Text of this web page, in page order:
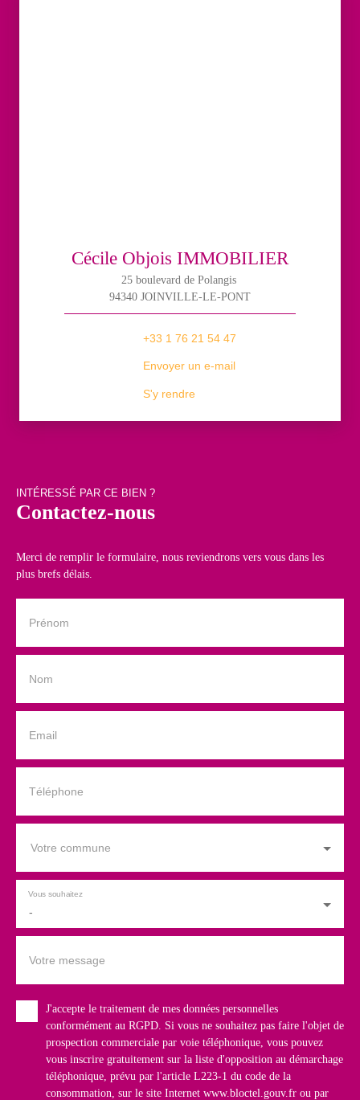
Cécile Objois IMMOBILIER
25 boulevard de Polangis
94340 JOINVILLE-LE-PONT
+33 1 76 21 54 47
Envoyer un e-mail
S'y rendre
INTÉRESSÉ PAR CE BIEN ?
Contactez-nous
Merci de remplir le formulaire, nous reviendrons vers vous dans les
plus brefs délais.
Prénom
Nom
Email
Téléphone
Votre commune
-
Vous souhaitez
Votre message
J'accepte le traitement de mes données personnelles
conformément au RGPD. Si vous ne souhaitez pas faire l'objet de
prospection commerciale par voie téléphonique, vous pouvez
vous inscrire gratuitement sur la liste d'opposition au démarchage
téléphonique, prévu par l'article L223-1 du code de la
consommation, sur le site Internet www.bloctel.gouv.fr ou par